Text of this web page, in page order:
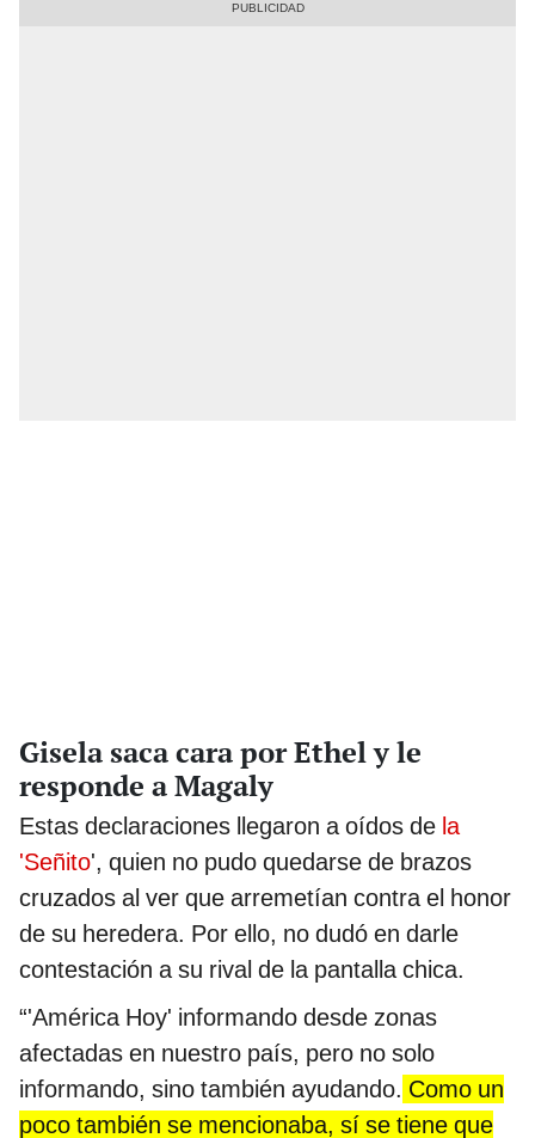
Gisela saca cara por Ethel y le
responde a Magaly
Estas declaraciones llegaron a oídos de la
'Señito', quien no pudo quedarse de brazos
cruzados al ver que arremetían contra el honor
de su heredera. Por ello, no dudó en darle
contestación a su rival de la pantalla chica.
“'América Hoy' informando desde zonas
afectadas en nuestro país, pero no solo
informando, sino también ayudando. Como un
poco también se mencionaba, sí se tiene que